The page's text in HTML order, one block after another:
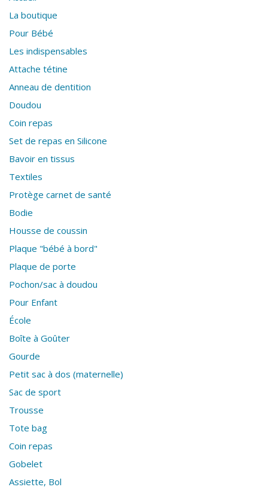
La boutique
Pour Bébé
Les indispensables
Attache tétine
Anneau de dentition
Doudou
Coin repas
Set de repas en Silicone
Bavoir en tissus
Textiles
Protège carnet de santé
Bodie
Housse de coussin
Plaque "bébé à bord"
Plaque de porte
Pochon/sac à doudou
Pour Enfant
École
Boîte à Goûter
Gourde
Petit sac à dos (maternelle)
Sac de sport
Trousse
Tote bag
Coin repas
Gobelet
Assiette, Bol